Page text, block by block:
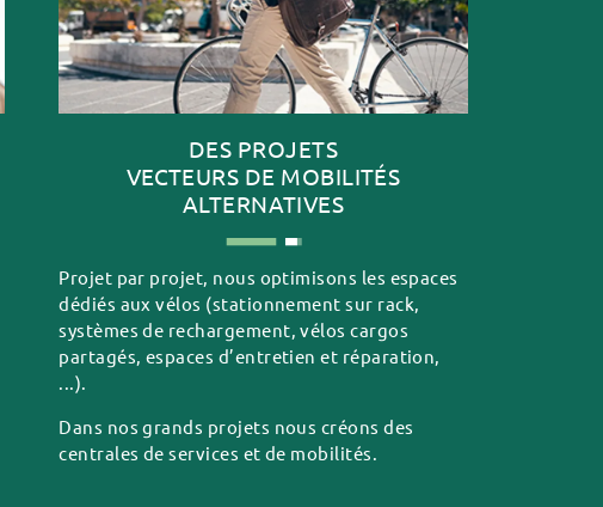
DES PROJETS
VECTEURS DE MOBILITÉS
ALTERNATIVES
Projet par projet, nous optimisons les espaces
dédiés aux vélos (stationnement sur rack,
systèmes de rechargement, vélos cargos
partagés, espaces d’entretien et réparation,
...).
Dans nos grands projets nous créons des
centrales de services et de mobilités.